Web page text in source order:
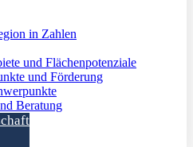
in Zahlen
und Flächenpotenziale
und Förderung
Beratung